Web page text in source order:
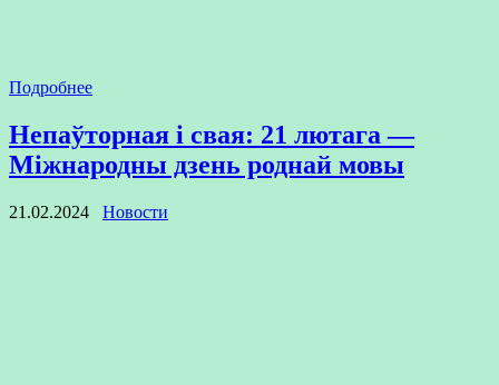
Подробнее
Непаўторная і свая: 21 лютага —
Міжнародны дзень роднай мовы
21.02.2024 Новости